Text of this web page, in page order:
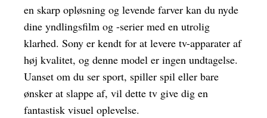
en skarp opløsning og levende farver kan du nyde
dine yndlingsfilm og -serier med en utrolig
klarhed. Sony er kendt for at levere tv-apparater af
høj kvalitet, og denne model er ingen undtagelse.
Uanset om du ser sport, spiller spil eller bare
ønsker at slappe af, vil dette tv give dig en
fantastisk visuel oplevelse.